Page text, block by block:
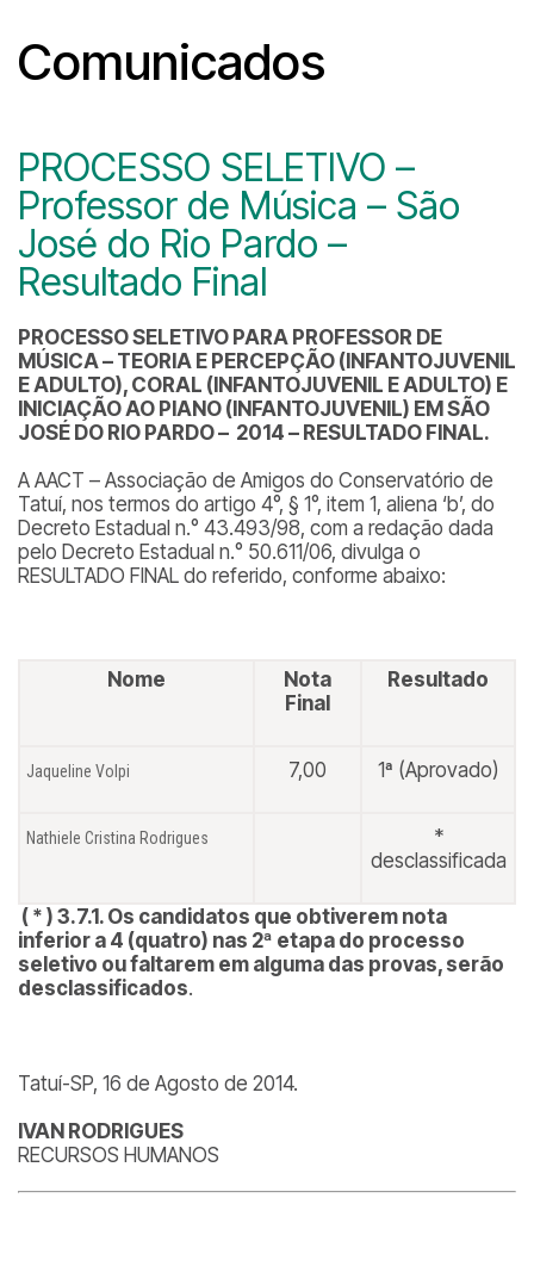
Comunicados
PROCESSO SELETIVO –
Professor de Música – São
José do Rio Pardo –
Resultado Final
PROCESSO SELETIVO PARA PROFESSOR DE
MÚSICA – TEORIA E PERCEPÇÃO (INFANTOJUVENIL
E ADULTO), CORAL (INFANTOJUVENIL E ADULTO) E
INICIAÇÃO AO PIANO (INFANTOJUVENIL) EM SÃO
JOSÉ DO RIO PARDO – 2014 – RESULTADO FINAL.
A AACT – Associação de Amigos do Conservatório de
Tatuí, nos termos do artigo 4°, § 1°, item 1, aliena ‘b’, do
Decreto Estadual n.° 43.493/98, com a redação dada
pelo Decreto Estadual n.° 50.611/06, divulga o
RESULTADO FINAL do referido, conforme abaixo:
Nome
Nota
Final
Resultado
Jaqueline Volpi 7,00 1ª (Aprovado)
Nathiele Cristina Rodrigues
*
desclassificada
( * ) 3.7.1. Os candidatos que obtiverem nota
inferior a 4 (quatro) nas 2ª etapa do processo
seletivo ou faltarem em alguma das provas, serão
desclassificados.
Tatuí-SP, 16 de Agosto de 2014.
IVAN RODRIGUES
RECURSOS HUMANOS